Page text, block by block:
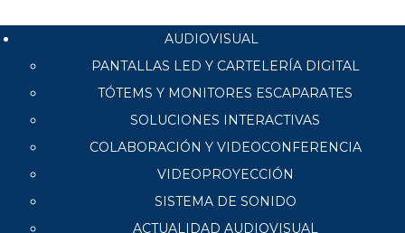
AUDIOVISUAL
PANTALLAS LED Y CARTELERÍA DIGITAL
TÓTEMS Y MONITORES ESCAPARATES
SOLUCIONES INTERACTIVAS
COLABORACIÓN Y VIDEOCONFERENCIA
VIDEOPROYECCIÓN
SISTEMA DE SONIDO
ACTUALIDAD AUDIOVISUAL